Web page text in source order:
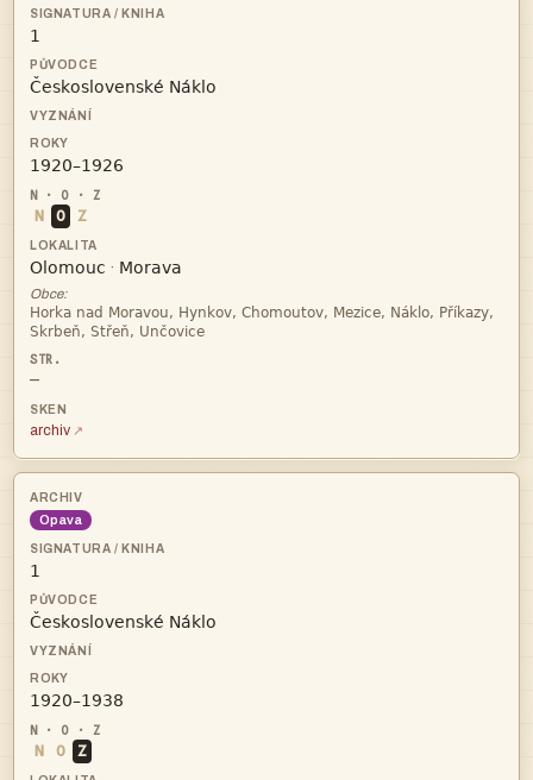



N O Z
 · 
Obce:


—
archiv
Opava



N O Z